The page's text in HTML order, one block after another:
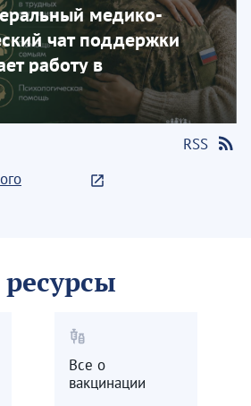
медико-
чат поддержки
работу в
RSS
vaccines
Все о
вакцинации